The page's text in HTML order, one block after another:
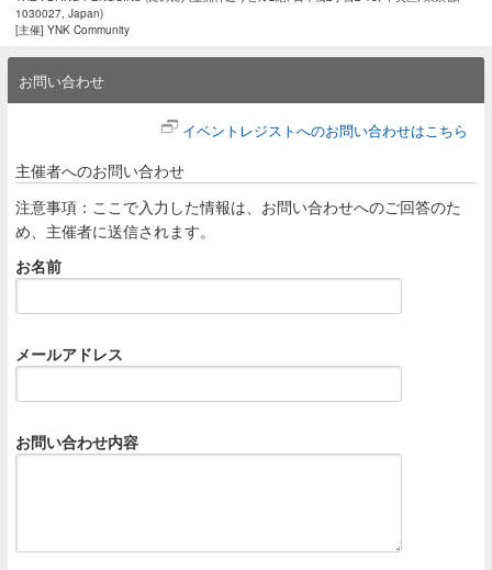
1030027, Japan)
[主催] YNK Community
お問い合わせ
イベントレジストへのお問い合わせはこちら
主催者へのお問い合わせ
注意事項：ここで入力した情報は、お問い合わせへのご回答のた
め、主催者に送信されます。
お名前
メールアドレス
お問い合わせ内容